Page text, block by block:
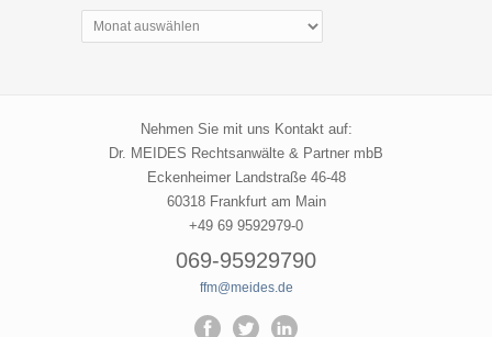
Archive
|
Nehmen Sie mit uns Kontakt auf:
Dr. MEIDES Rechtsanwälte & Partner mbB
Eckenheimer Landstraße 46-48
60318 Frankfurt am Main
+49 69 9592979-0
069-95929790
ffm@meides.de